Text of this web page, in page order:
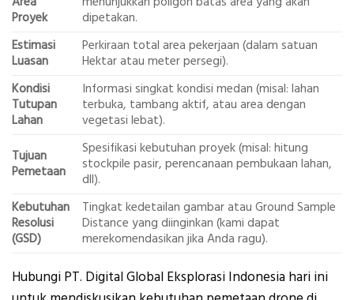
Proyek
dipetakan.
Estimasi
Luasan
Perkiraan total area pekerjaan (dalam satuan
Hektar atau meter persegi).
Kondisi
Tutupan
Lahan
Informasi singkat kondisi medan (misal: lahan
terbuka, tambang aktif, atau area dengan
vegetasi lebat).
Tujuan
Pemetaan
Spesifikasi kebutuhan proyek (misal: hitung
stockpile pasir, perencanaan pembukaan lahan,
dll).
Kebutuhan
Resolusi
(GSD)
Tingkat kedetailan gambar atau Ground Sample
Distance yang diinginkan (kami dapat
merekomendasikan jika Anda ragu).
Hubungi PT. Digital Global Eksplorasi Indonesia hari ini